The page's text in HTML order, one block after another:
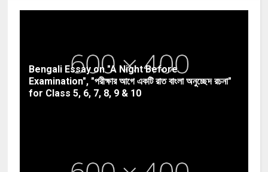
Bengali Essay on "A Night Before
Examination", "পরীক্ষার আগে একটি রাত বাংলা অনুচ্ছেদ রচনা"
for Class 5, 6, 7, 8, 9 & 10